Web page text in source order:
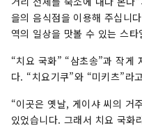
을의 음식점을 이용해 주십니
역의 일상을 맛볼 수 있는 스
“치요 국화” “삼초송”과 작게
다. “치요기쿠”와 “미키츠”라
“이곳은 옛날, 게이샤 씨의 거
있었습니다. 그래서 치요 국화